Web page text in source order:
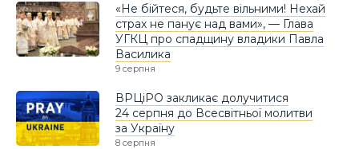
«Не бійтеся, будьте вільними! Нехай
страх не панує над вами», — Глава
УГКЦ про спадщину владики Павла
Василика
9 серпня
ВРЦіРО закликає долучитися
24 серпня до Всесвітньої молитви
за Україну
8 серпня